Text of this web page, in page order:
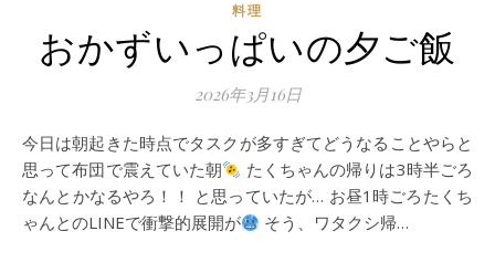
料理
おかずいっぱいの夕ご飯
2026年3月16日
今日は朝起きた時点でタスクが多すぎてどうなることやらと
思って布団で震えていた朝
たくちゃんの帰りは3時半ごろ
なんとかなるやろ！！ と思っていたが… お昼1時ごろたくち
ゃんとのLINEで衝撃的展開が
そう、ワタクシ帰…